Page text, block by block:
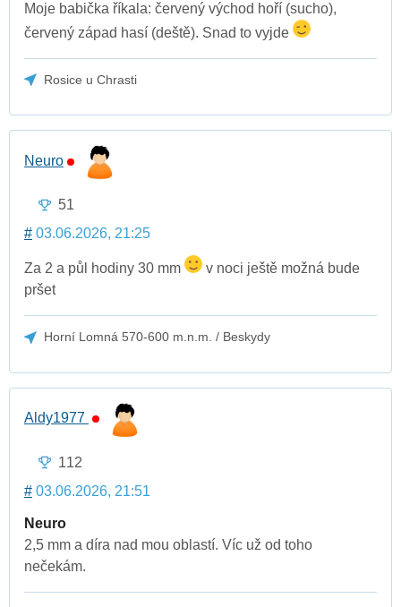
Moje babička říkala: červený východ hoří (sucho),
červený západ hasí (deště). Snad to vyjde
Rosice u Chrasti
Neuro
51
# 03.06.2026, 21:25
Za 2 a půl hodiny 30 mm
v noci ještě možná bude
pršet
Horní Lomná 570-600 m.n.m. / Beskydy
Aldy1977
112
# 03.06.2026, 21:51
Neuro
2,5 mm a díra nad mou oblastí. Víc už od toho
nečekám.